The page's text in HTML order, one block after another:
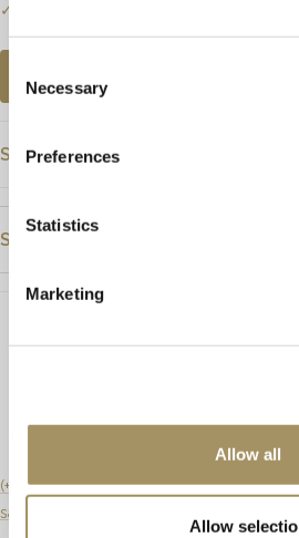
Selection
Necessary
Preferences
Statistics
Marketing
Allow all
Allow
✓
Specificaties
Steensoort
Binnenmaat
Steendetails
Steensoort
Kleur
Karaat
(+31) 20 6270901
sales@lyppens.nl